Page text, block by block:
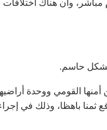
مباشر، وأن هناك اختلافات
بشكل حاسم.
القومي ووحدة
ثمنا باهظا، وذلك في